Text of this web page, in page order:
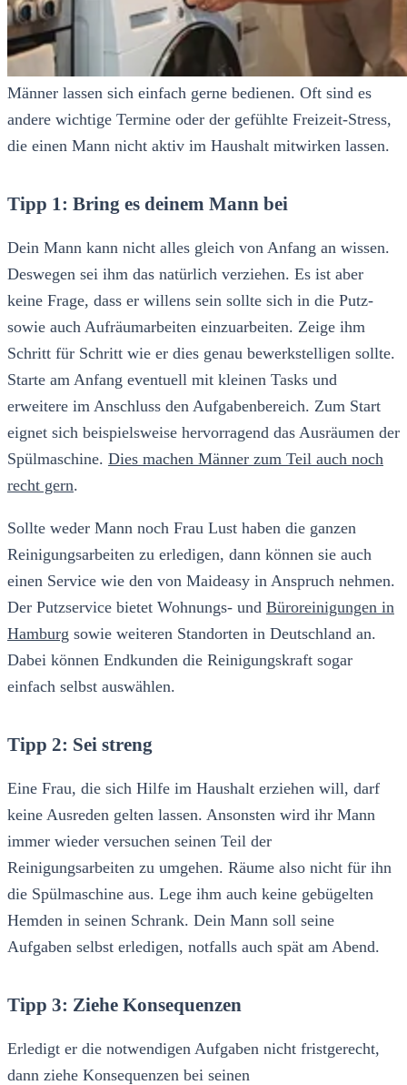
Männer lassen sich einfach gerne bedienen. Oft sind es
andere wichtige Termine oder der gefühlte Freizeit-Stress,
die einen Mann nicht aktiv im Haushalt mitwirken lassen.
Tipp 1: Bring es deinem Mann bei
Dein Mann kann nicht alles gleich von Anfang an wissen.
Deswegen sei ihm das natürlich verziehen. Es ist aber
keine Frage, dass er willens sein sollte sich in die Putz-
sowie auch Aufräumarbeiten einzuarbeiten. Zeige ihm
Schritt für Schritt wie er dies genau bewerkstelligen sollte.
Starte am Anfang eventuell mit kleinen Tasks und
erweitere im Anschluss den Aufgabenbereich. Zum Start
eignet sich beispielsweise hervorragend das Ausräumen der
Spülmaschine. Dies machen Männer zum Teil auch noch
recht gern.
Sollte weder Mann noch Frau Lust haben die ganzen
Reinigungsarbeiten zu erledigen, dann können sie auch
einen Service wie den von Maideasy in Anspruch nehmen.
Der Putzservice bietet Wohnungs- und Büroreinigungen in
Hamburg sowie weiteren Standorten in Deutschland an.
Dabei können Endkunden die Reinigungskraft sogar
einfach selbst auswählen.
Tipp 2: Sei streng
Eine Frau, die sich Hilfe im Haushalt erziehen will, darf
keine Ausreden gelten lassen. Ansonsten wird ihr Mann
immer wieder versuchen seinen Teil der
Reinigungsarbeiten zu umgehen. Räume also nicht für ihn
die Spülmaschine aus. Lege ihm auch keine gebügelten
Hemden in seinen Schrank. Dein Mann soll seine
Aufgaben selbst erledigen, notfalls auch spät am Abend.
Tipp 3: Ziehe Konsequenzen
Erledigt er die notwendigen Aufgaben nicht fristgerecht,
dann ziehe Konsequenzen bei seinen